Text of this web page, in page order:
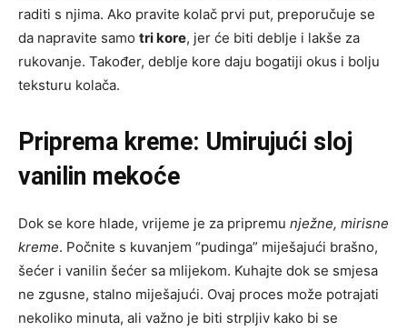
raditi s njima. Ako pravite kolač prvi put, preporučuje se
da napravite samo tri kore, jer će biti deblje i lakše za
rukovanje. Također, deblje kore daju bogatiji okus i bolju
teksturu kolača.
Priprema kreme: Umirujući sloj
vanilin mekoće
Dok se kore hlade, vrijeme je za pripremu nježne, mirisne
kreme. Počnite s kuvanjem “pudinga” miješajući brašno,
šećer i vanilin šećer sa mlijekom. Kuhajte dok se smjesa
ne zgusne, stalno miješajući. Ovaj proces može potrajati
nekoliko minuta, ali važno je biti strpljiv kako bi se